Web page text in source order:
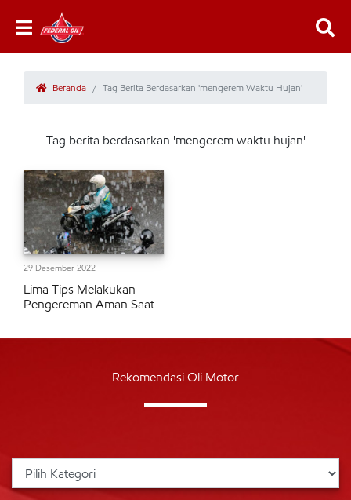
Beranda Tag Berita Berdasarkan 'mengerem Waktu Hujan'
Tag berita berdasarkan 'mengerem waktu hujan'
29 Desember 2022
Lima Tips Melakukan
Pengereman Aman Saat
Rekomendasi Oli Motor